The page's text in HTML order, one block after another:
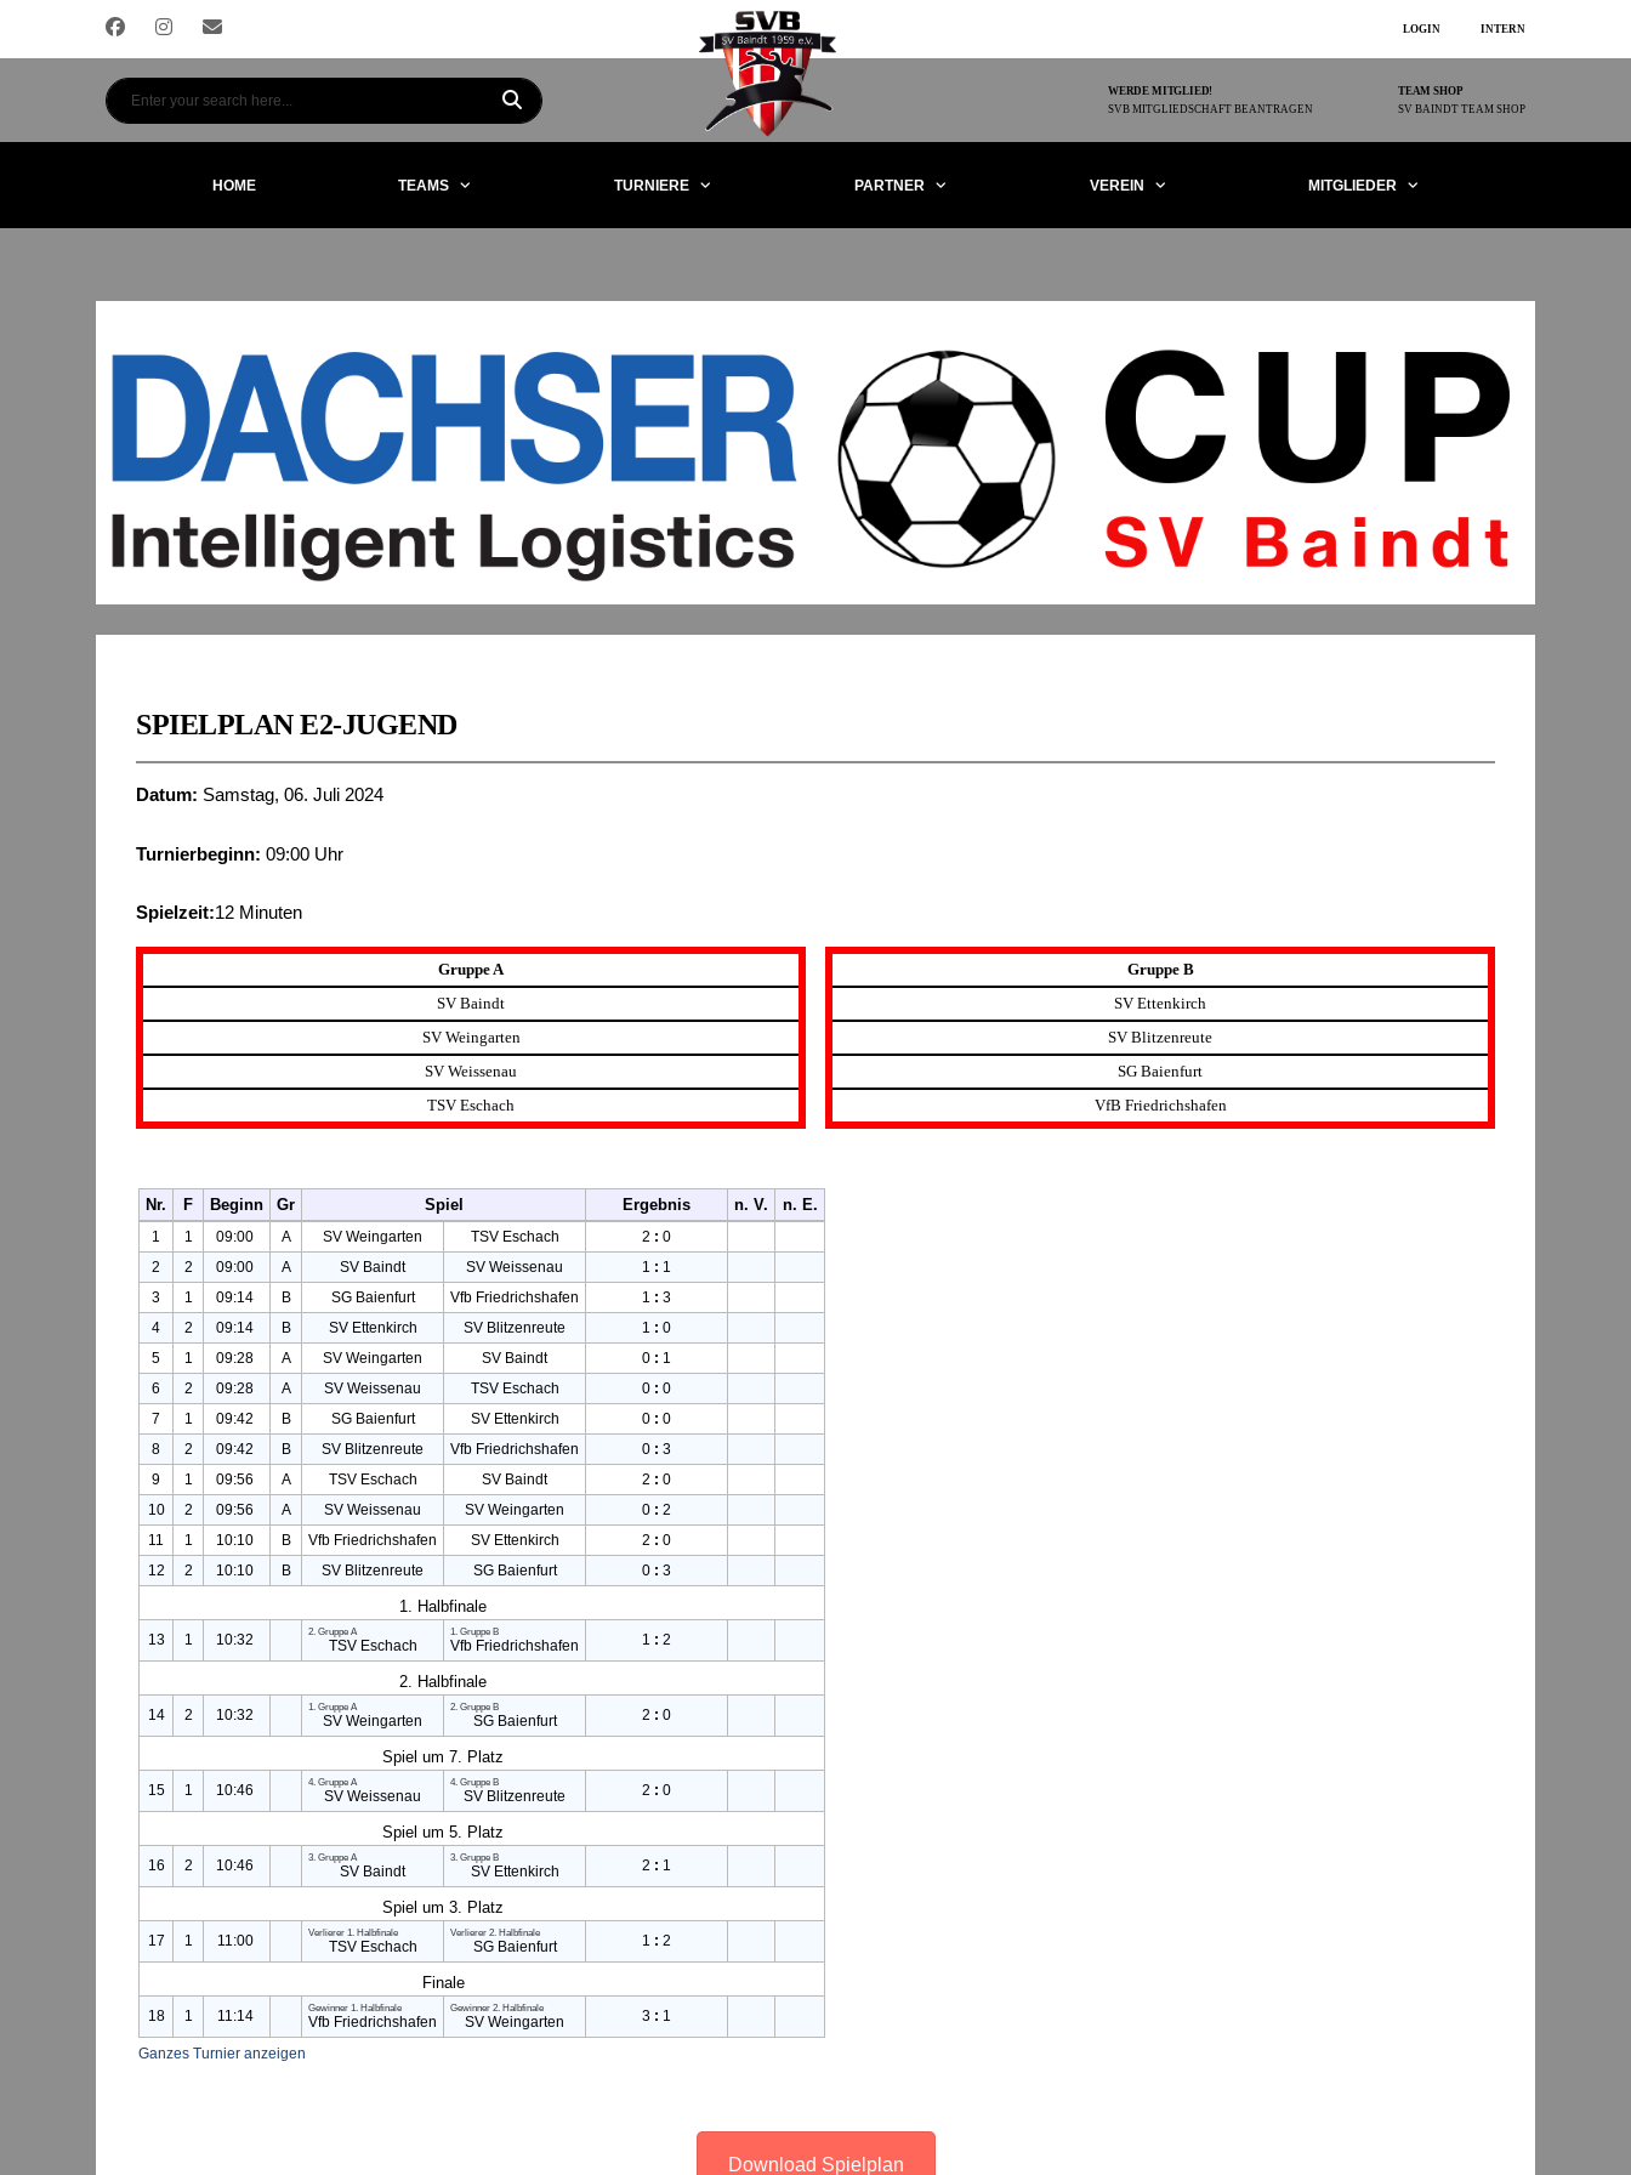
LOGIN INTERN
WERDE MITGLIED!
SVB MITGLIEDSCHAFT BEANTRAGEN
TEAM SHOP
SV BAINDT TEAM SHOP
HOME TEAMS TURNIERE PARTNER VEREIN MITGLIEDER
SPIELPLAN E2-JUGEND
Datum: Samstag, 06. Juli 2024
Turnierbeginn: 09:00 Uhr
Spielzeit:12 Minuten
Gruppe A
SV Baindt
SV Weingarten
SV Weissenau
TSV Eschach
Gruppe B
SV Ettenkirch
SV Blitzenreute
SG Baienfurt
VfB Friedrichshafen
Download Spielplan